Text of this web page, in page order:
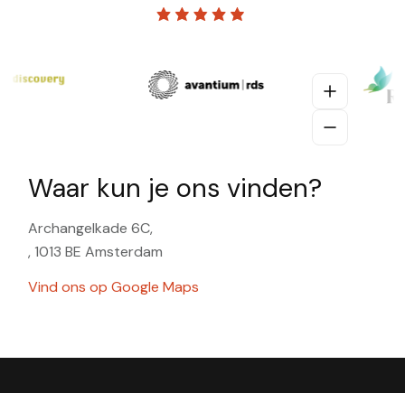
Waar kun je ons vinden?
Archangelkade 6C,
, 1013 BE Amsterdam
Vind ons op Google Maps